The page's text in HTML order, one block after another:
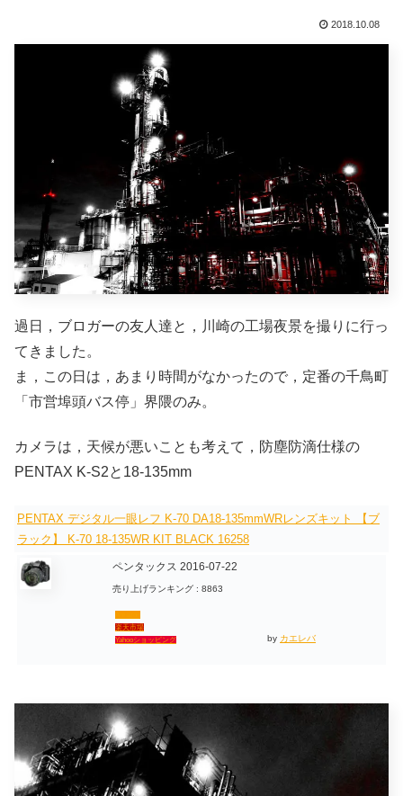
2018.10.08
過日，ブロガーの友人達と，川崎の工場夜景を撮りに行っ
てきました。
ま，この日は，あまり時間がなかったので，定番の千鳥町
「市営埠頭バス停」界隈のみ。
カメラは，天候が悪いことも考えて，防塵防滴仕様の
PENTAX K-S2と18-135mm
PENTAX デジタル一眼レフ K-70 DA18-135mmWRレンズキット 【ブ
ラック】 K-70 18-135WR KIT BLACK 16258
ペンタックス 2016-07-22
売り上げランキング : 8863
楽天市場
Yahooショッピング
by カエレバ